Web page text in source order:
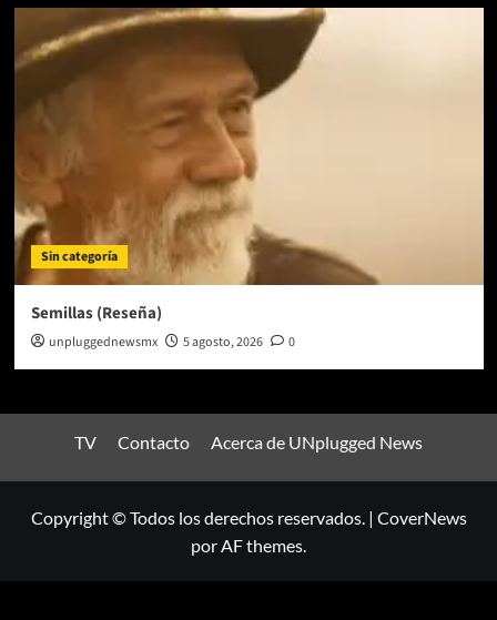
Sin categoría
Semillas (Reseña)
unpluggednewsmx 5 agosto, 2026 0
TV Contacto Acerca de UNplugged News
Copyright © Todos los derechos reservados. | CoverNews
por AF themes.